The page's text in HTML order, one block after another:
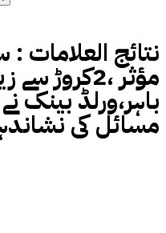
نتائج العلامات :
مؤثر
مسائل کی